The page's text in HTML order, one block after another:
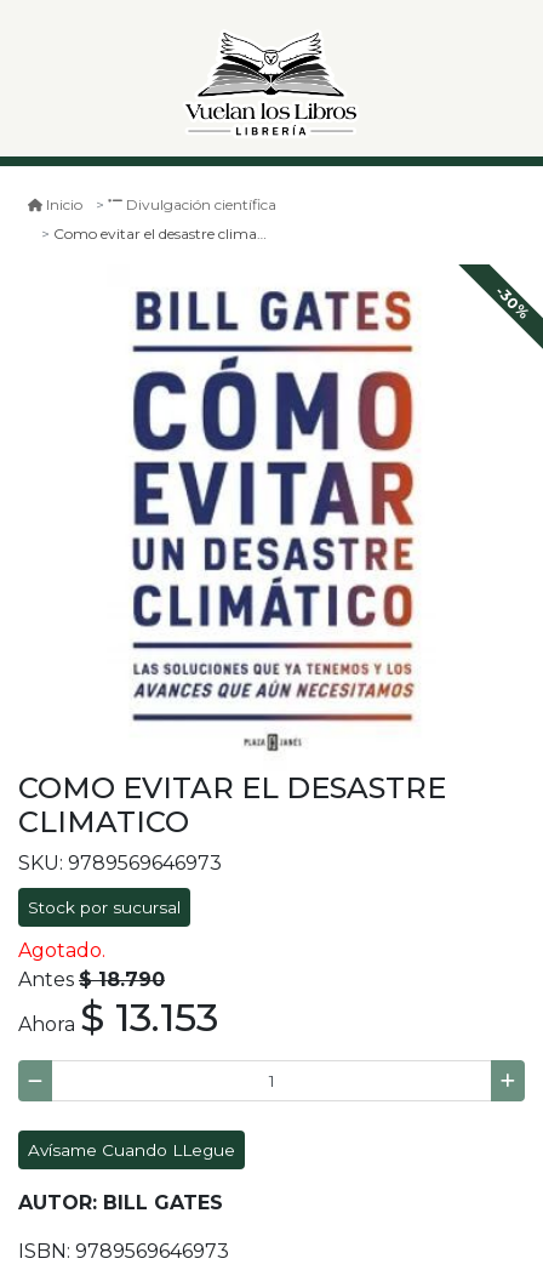
Inicio
Divulgación científica
Como evitar el desastre climatico
-30%
COMO EVITAR EL DESASTRE
CLIMATICO
SKU: 9789569646973
Stock por sucursal
Agotado.
Antes $ 18.790
Ahora $ 13.153
Avísame Cuando LLegue
AUTOR: BILL GATES
ISBN: 9789569646973